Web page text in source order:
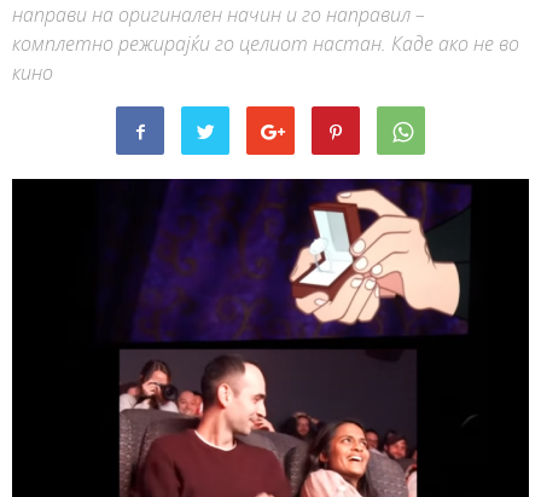
направи на оригинален начин и го направил –
комплетно режирајќи го целиот настан. Каде ако не во
кино